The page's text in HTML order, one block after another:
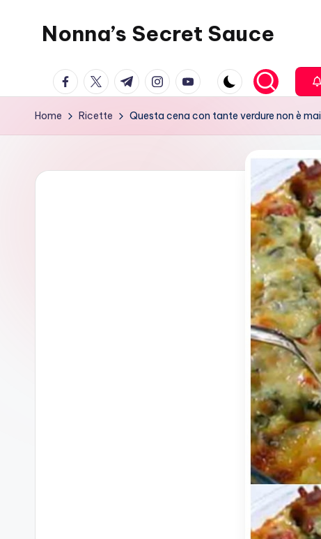
Nonna’s Secret Sauce
facebook.com
twitter.com
t.me instagram.com
youtube.com
Home Ricette Questa cena con tante verdure non è